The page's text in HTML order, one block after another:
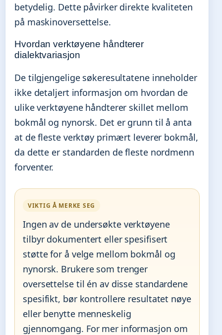
betydelig. Dette påvirker direkte kvaliteten
på maskinoversettelse.
Hvordan verktøyene håndterer
dialektvariasjon
De tilgjengelige søkeresultatene inneholder
ikke detaljert informasjon om hvordan de
ulike verktøyene håndterer skillet mellom
bokmål og nynorsk. Det er grunn til å anta
at de fleste verktøy primært leverer bokmål,
da dette er standarden de fleste nordmenn
forventer.
VIKTIG Å MERKE SEG
Ingen av de undersøkte verktøyene
tilbyr dokumentert eller spesifisert
støtte for å velge mellom bokmål og
nynorsk. Brukere som trenger
oversettelse til én av disse standardene
spesifikt, bør kontrollere resultatet nøye
eller benytte menneskelig
gjennomgang. For mer informasjon om